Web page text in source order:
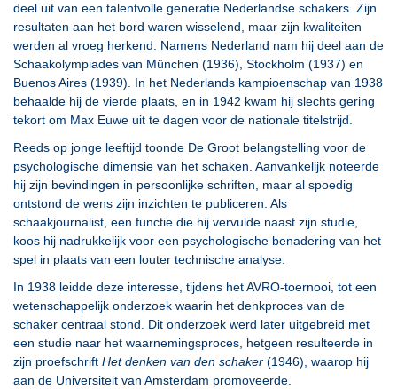
deel uit van een talentvolle generatie Nederlandse schakers. Zijn
resultaten aan het bord waren wisselend, maar zijn kwaliteiten
werden al vroeg herkend. Namens Nederland nam hij deel aan de
Schaakolympiades van München (1936), Stockholm (1937) en
Buenos Aires (1939). In het Nederlands kampioenschap van 1938
behaalde hij de vierde plaats, en in 1942 kwam hij slechts gering
tekort om Max Euwe uit te dagen voor de nationale titelstrijd.
Reeds op jonge leeftijd toonde De Groot belangstelling voor de
psychologische dimensie van het schaken. Aanvankelijk noteerde
hij zijn bevindingen in persoonlijke schriften, maar al spoedig
ontstond de wens zijn inzichten te publiceren. Als
schaakjournalist, een functie die hij vervulde naast zijn studie,
koos hij nadrukkelijk voor een psychologische benadering van het
spel in plaats van een louter technische analyse.
In 1938 leidde deze interesse, tijdens het AVRO-toernooi, tot een
wetenschappelijk onderzoek waarin het denkproces van de
schaker centraal stond. Dit onderzoek werd later uitgebreid met
een studie naar het waarnemingsproces, hetgeen resulteerde in
zijn proefschrift Het denken van den schaker (1946), waarop hij
aan de Universiteit van Amsterdam promoveerde.